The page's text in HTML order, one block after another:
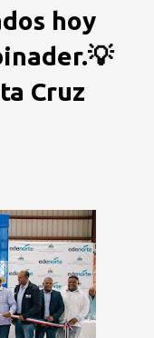
hoy
Cruz